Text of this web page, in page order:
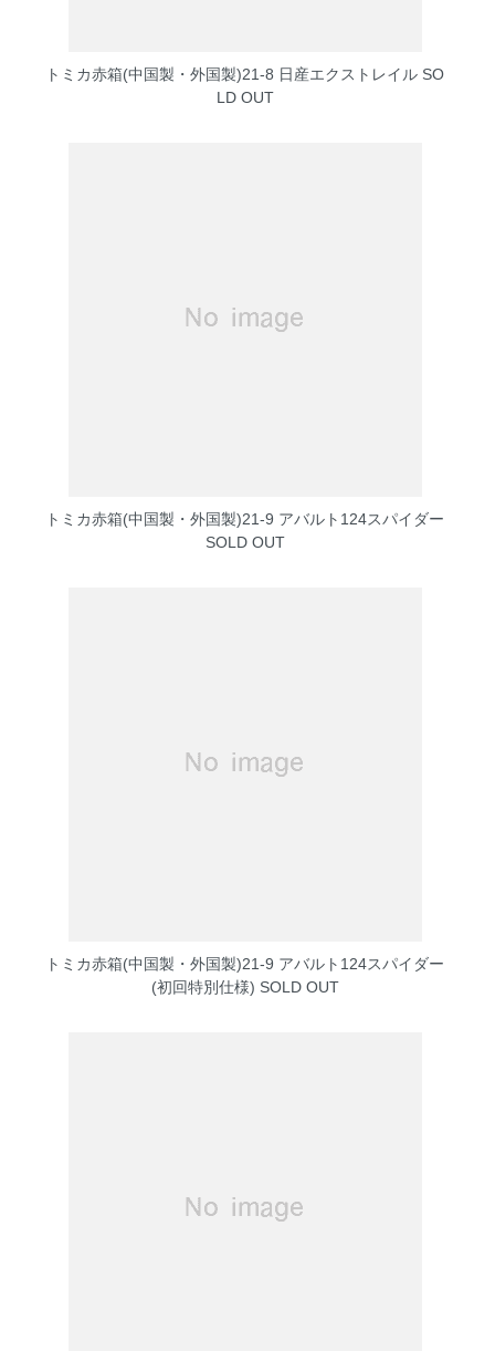
トミカ赤箱(中国製・外国製)21-8 日産エクストレイル SO
LD OUT
トミカ赤箱(中国製・外国製)21-9 アバルト124スパイダー
SOLD OUT
トミカ赤箱(中国製・外国製)21-9 アバルト124スパイダー
(初回特別仕様) SOLD OUT